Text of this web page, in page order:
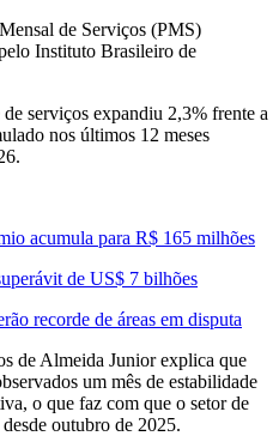
de Serviços (PMS)
Instituto Brasileiro de
serviços expandiu 2,3% frente a
nos últimos 12 meses
acumula para R$ 165 milhões
de US$ 7 bilhões
recorde de áreas em disputa
de Almeida Junior explica que
um mês de estabilidade
o que faz com que o setor de
outubro de 2025.